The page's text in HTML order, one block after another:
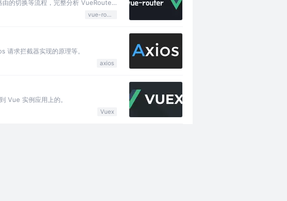
的切换等流程，完整分析 VueRouter
vue-router
请求拦截器实现的原理等。
axios
Vue 实例应用上的。
Vuex